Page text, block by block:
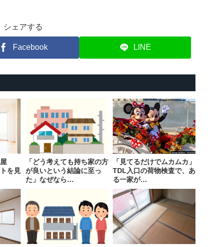
シェアする
Facebook LINE
を見
「どう考えても持ち家の方
が良いという結論に至っ
た」なぜなら…
「見てるだけでムカムカ」
TDL入口の荷物検査で、あ
る一家が…